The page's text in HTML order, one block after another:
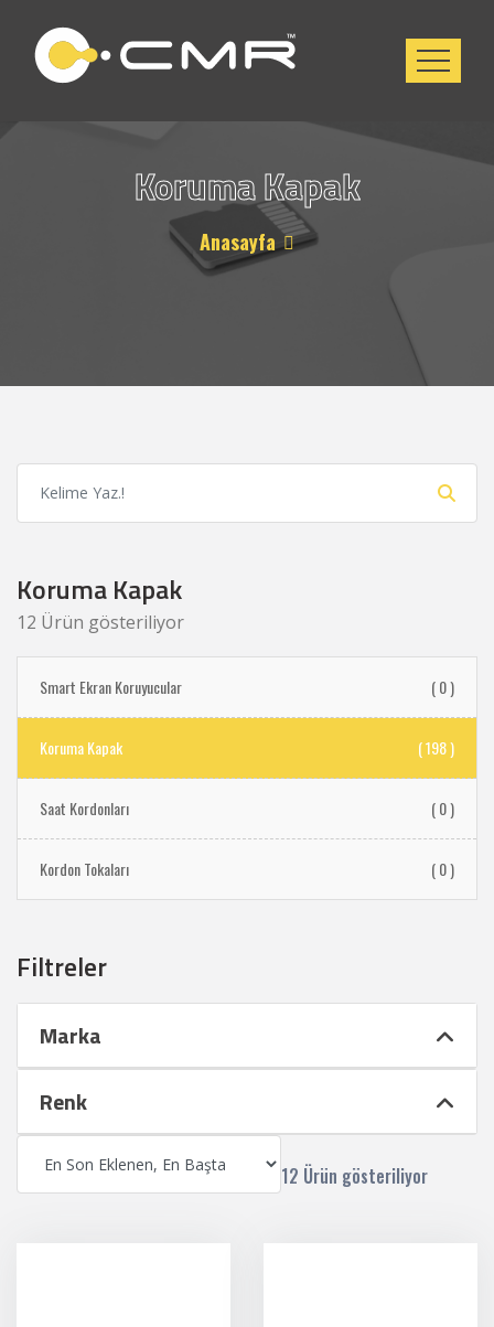
Koruma Kapak
Anasayfa
Koruma Kapak
12 Ürün gösteriliyor
Smart Ekran Koruyucular ( 0 )
Koruma Kapak ( 198 )
Saat Kordonları ( 0 )
Kordon Tokaları ( 0 )
Filtreler
Marka
Renk
12 Ürün gösteriliyor